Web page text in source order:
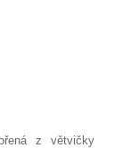
z větvičky